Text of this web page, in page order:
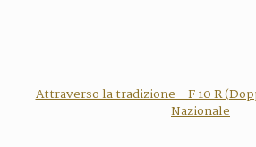
Attraverso la tradizione - F 10 R
Nazionale